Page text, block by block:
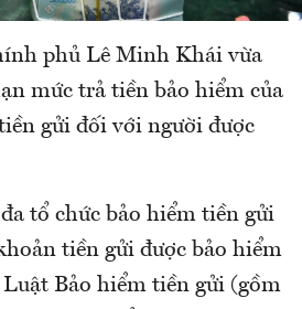
phủ Lê Minh Khái vừa
mức trả tiền bảo hiểm của
gửi đối với người được
tổ chức bảo hiểm tiền gửi
tiền gửi được bảo hiểm
Bảo hiểm tiền gửi (gồm